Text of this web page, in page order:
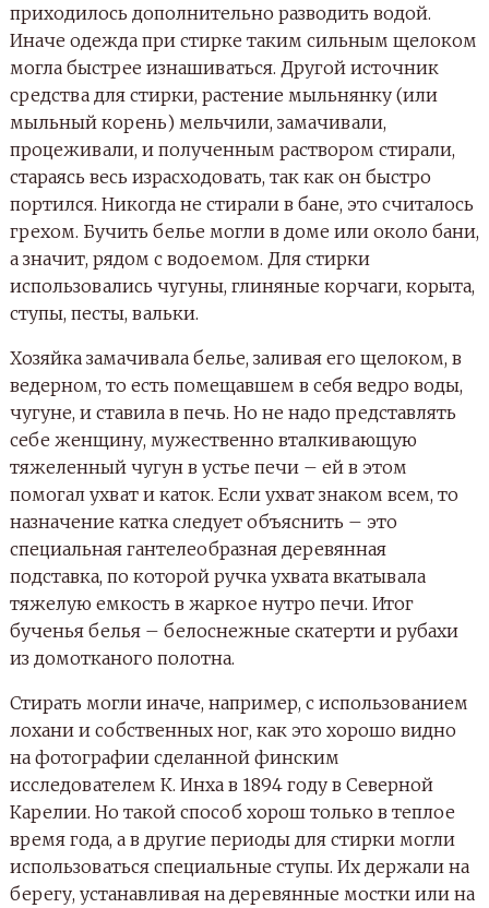
приходилось дополнительно разводить водой.
Иначе одежда при стирке таким сильным щелоком
могла быстрее изнашиваться. Другой источник
средства для стирки, растение мыльнянку (или
мыльный корень) мельчили, замачивали,
процеживали, и полученным раствором стирали,
стараясь весь израсходовать, так как он быстро
портился. Никогда не стирали в бане, это считалось
грехом. Бучить белье могли в доме или около бани,
а значит, рядом с водоемом. Для стирки
использовались чугуны, глиняные корчаги, корыта,
ступы, песты, вальки.
Хозяйка замачивала белье, заливая его щелоком, в
ведерном, то есть помещавшем в себя ведро воды,
чугуне, и ставила в печь. Но не надо представлять
себе женщину, мужественно вталкивающую
тяжеленный чугун в устье печи – ей в этом
помогал ухват и каток. Если ухват знаком всем, то
назначение катка следует объяснить – это
специальная гантелеобразная деревянная
подставка, по которой ручка ухвата вкатывала
тяжелую емкость в жаркое нутро печи. Итог
бученья белья – белоснежные скатерти и рубахи
из домотканого полотна.
Стирать могли иначе, например, с использованием
лохани и собственных ног, как это хорошо видно
на фотографии сделанной финским
исследователем К. Инха в 1894 году в Северной
Карелии. Но такой способ хорош только в теплое
время года, а в другие периоды для стирки могли
использоваться специальные ступы. Их держали на
берегу, устанавливая на деревянные мостки или на